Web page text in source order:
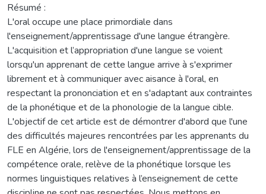
Résumé :
L'oral occupe une place primordiale dans
l'enseignement/apprentissage d'une langue étrangère.
L'acquisition et l’appropriation d'une langue se voient
lorsqu'un apprenant de cette langue arrive à s'exprimer
librement et à communiquer avec aisance à l'oral, en
respectant la prononciation et en s'adaptant aux contraintes
de la phonétique et de la phonologie de la langue cible.
L'objectif de cet article est de démontrer d'abord que l'une
des difficultés majeures rencontrées par les apprenants du
FLE en Algérie, lors de l'enseignement/apprentissage de la
compétence orale, relève de la phonétique lorsque les
normes linguistiques relatives à l’enseignement de cette